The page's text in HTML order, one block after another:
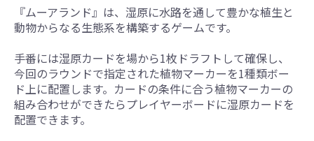
『ムーアランド』は、湿原に水路を通して豊かな植生と
動物からなる生態系を構築するゲームです。
手番には湿原カードを場から1枚ドラフトして確保し、
今回のラウンドで指定された植物マーカーを1種類ボー
ド上に配置します。カードの条件に合う植物マーカーの
組み合わせができたらプレイヤーボードに湿原カードを
配置できます。